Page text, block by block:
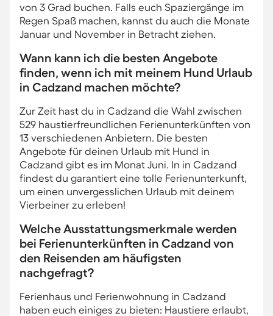
von 3 Grad buchen. Falls euch Spaziergänge im
Regen Spaß machen, kannst du auch die Monate
Januar und November in Betracht ziehen.
Wann kann ich die besten Angebote
finden, wenn ich mit meinem Hund Urlaub
in Cadzand machen möchte?
Zur Zeit hast du in Cadzand die Wahl zwischen
529 haustierfreundlichen Ferienunterkünften von
13 verschiedenen Anbietern. Die besten
Angebote für deinen Urlaub mit Hund in
Cadzand gibt es im Monat Juni. In in Cadzand
findest du garantiert eine tolle Ferienunterkunft,
um einen unvergesslichen Urlaub mit deinem
Vierbeiner zu erleben!
Welche Ausstattungsmerkmale werden
bei Ferienunterkünften in Cadzand von
den Reisenden am häufigsten
nachgefragt?
Ferienhaus und Ferienwohnung in Cadzand
haben euch einiges zu bieten: Haustiere erlaubt,